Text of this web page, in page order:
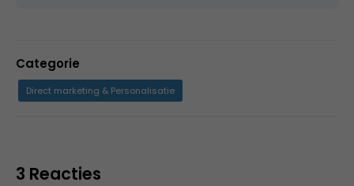
Categorie
Direct marketing & Personalisatie
3 Reacties